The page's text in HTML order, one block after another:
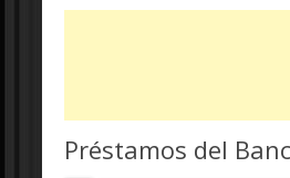
Préstamos del